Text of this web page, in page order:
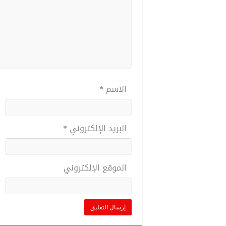
الاسم *
البريد الإلكتروني *
الموقع الإلكتروني